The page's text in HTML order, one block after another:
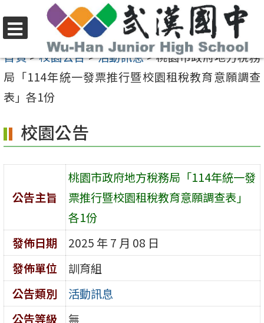
至
要
內
區
選
單
首頁>校園公告>活動訊息>桃園市政府地方稅務
局「114年統一發票推行暨校園租稅教育意願調查
表」各1份
校園公告
公告主旨
桃園市政府地方稅務局「114年統一發
票推行暨校園租稅教育意願調查表」
各1份
發佈日期
2025 年 7 月 08 日
發佈單位
訓育組
公告類別
活動訊息
公告等級
無